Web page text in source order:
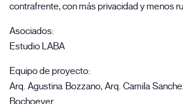
contrafrente, con más privacidad y menos
Asociados:
Estudio LABA
Equipo de proyecto:
Arq. Agustina Bozzano, Arq. Camila
Bochoeyer.